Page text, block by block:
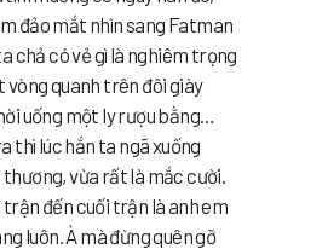
đảo mắt nhìn sang Fatman
chả có vẻ gì là nghiêm trọng
quanh trên đôi giày
uống một ly rượu bằng…
thì lúc hắn ta ngã xuống
vừa rất là mắc cười.
đến cuối trận là anh em
luôn. À mà đừng quên gỡ